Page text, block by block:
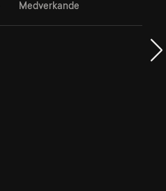
Medverkande